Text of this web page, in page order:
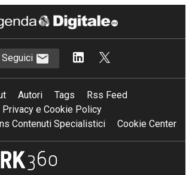
Seguici
Autori Tags
Rss Feed
Privacy e Cookie Policy
Contenuti Specialistici
Cookie Center